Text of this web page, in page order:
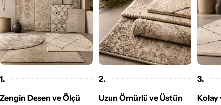
1.
Zengin Desen ve Ölçü
2.
Uzun Ömürlü ve Üstün
3.
Kolay